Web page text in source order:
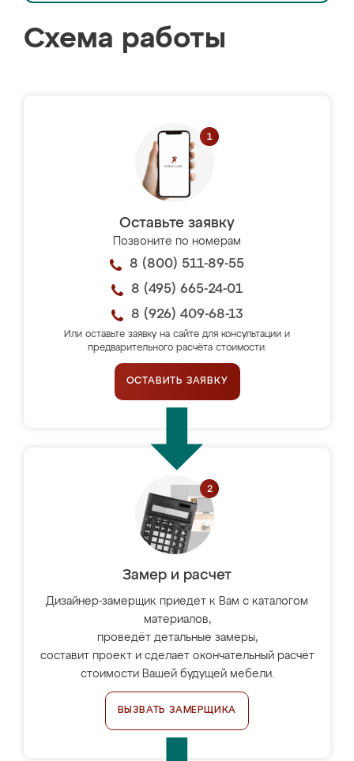
Схема работы
Оставьте заявку
Позвоните по номерам
8 (800) 511-89-55
8 (495) 665-24-01
8 (926) 409-68-13
Или оставьте заявку на сайте для консультации и
предварительного расчёта стоимости.
ОСТАВИТЬ ЗАЯВКУ
Замер и расчет
Дизайнер-замерщик приедет к Вам с каталогом
материалов,
проведёт детальные замеры,
составит проект и сделает окончательный расчёт
стоимости Вашей будущей мебели.
ВЫЗВАТЬ ЗАМЕРЩИКА